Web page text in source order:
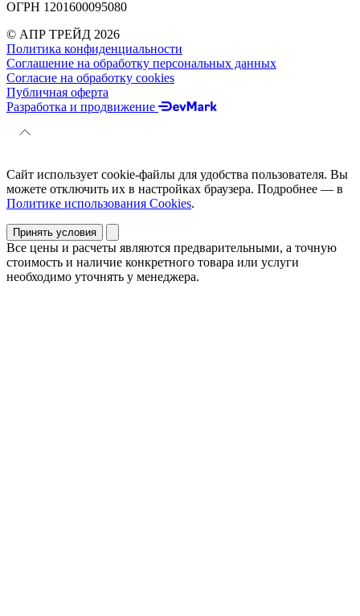
ОГРН 1201600095080
© АПР ТРЕЙД 2026
Политика конфиденциальности
Соглашение на обработку персональных данных
Согласие на обработку cookies
Публичная оферта
Разработка и продвижение
Сайт использует cookie-файлы для удобства пользователя. Вы
можете отключить их в настройках браузера. Подробнее — в
Политике использования Cookies.
Принять условия
Все цены и расчеты являются предварительными, а точную
стоимость и наличие конкретного товара или услуги
необходимо уточнять у менеджера.